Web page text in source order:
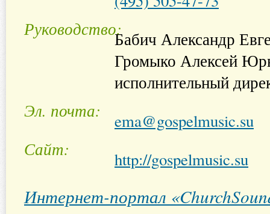
РуководствоБабич Александр
Громыко Алексей
исполнительный
Эл. почта
ema@gospelmusic.su
Сайт
http://gospelmusic.su
Интернет-портал